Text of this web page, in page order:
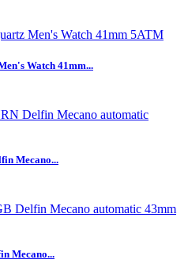
Watch 41mm...
Mecano...
Mecano...